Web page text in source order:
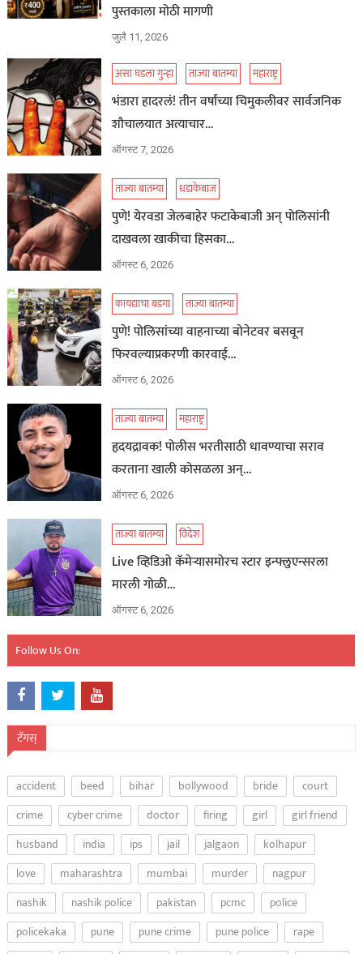
पुस्तकाला मोठी मागणी
जुलै 11, 2026
असा घडला गुन्हा ताज्या बातम्या महाराष्ट्र
भंडारा हादरलं! तीन वर्षांच्या चिमुकलीवर सार्वजनिक
शौचालयात अत्याचार…
ऑगस्ट 7, 2026
ताज्या बातम्या धडाकेबाज
पुणे! येरवडा जेलबाहेर फटाकेबाजी अन् पोलिसांनी
दाखवला खाकीचा हिसका…
ऑगस्ट 6, 2026
कायद्याचा बडगा ताज्या बातम्या
पुणे! पोलिसांच्या वाहनाच्या बोनेटवर बसवून
फिरवल्याप्रकरणी कारवाई…
ऑगस्ट 6, 2026
ताज्या बातम्या महाराष्ट्र
हृदयद्रावक! पोलीस भरतीसाठी धावण्याचा सराव
करताना खाली कोसळला अन्…
ऑगस्ट 6, 2026
ताज्या बातम्या विदेश
Live व्हिडिओ कॅमेऱ्यासमोरच स्टार इन्फ्लुएन्सरला
मारली गोळी…
ऑगस्ट 6, 2026
Follow Us On:
टॅगस्
accident beed bihar bollywood bride
court
crime
cyber crime doctor firing girl
girl friend
husband
india ips jail jalgaon
kolhapur
love
maharashtra mumbai murder
nagpur
nashik
nashik police pakistan pcmc
police
policekaka
pune pune crime pune police
rape